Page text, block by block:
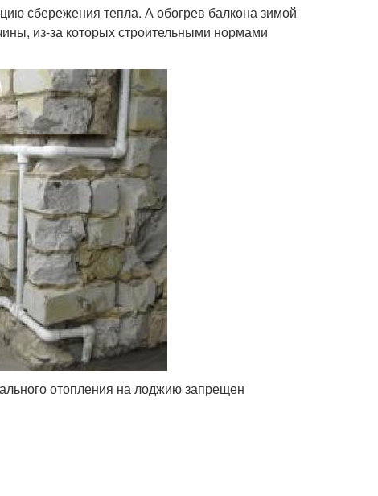
сбережения тепла. А обогрев балкона зимой
из-за которых строительными нормами
отопления на лоджию запрещен